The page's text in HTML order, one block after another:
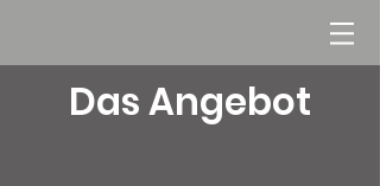
Das Angebot